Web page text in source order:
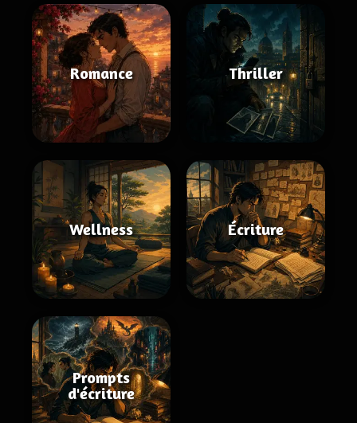
Romance Thriller
Wellness Écriture
Prompts
d'écriture